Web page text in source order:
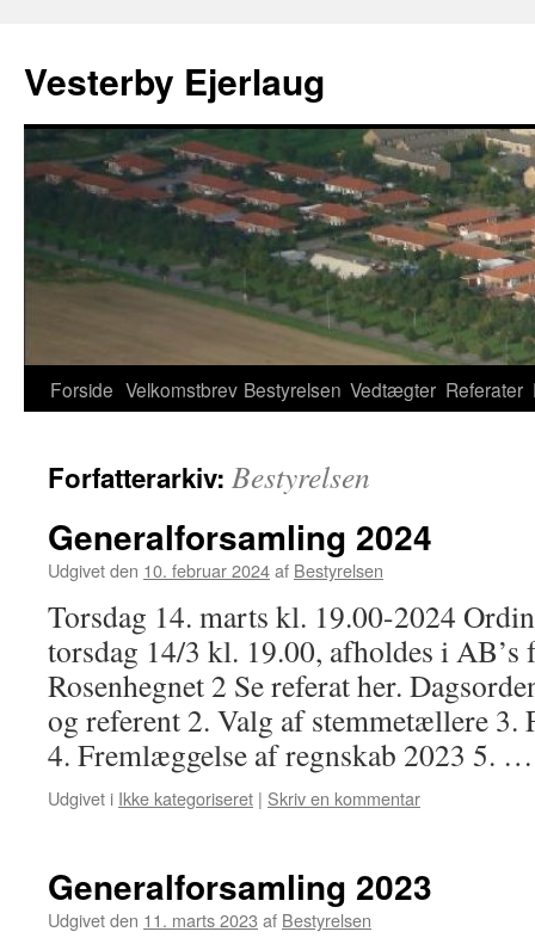
indhold
Vesterby Ejerlaug
Forside Velkomstbrev Bestyrelsen Vedtægter Referater
Forfatterarkiv: Bestyrelsen
Generalforsamling 2024
Udgivet den 10. februar 2024af Bestyrelsen
Torsdag 14. marts kl. 19.00-2024
torsdag 14/3 kl. 19.00, afholdes i
Rosenhegnet 2 Se referat her.
og referent 2. Valg af stemmetællere 3.
4. Fremlæggelse af regnskab 2023 5.
Udgivet i Ikke kategoriseret | Skriv en kommentar
Generalforsamling 2023
Udgivet den 11. marts 2023 af Bestyrelsen